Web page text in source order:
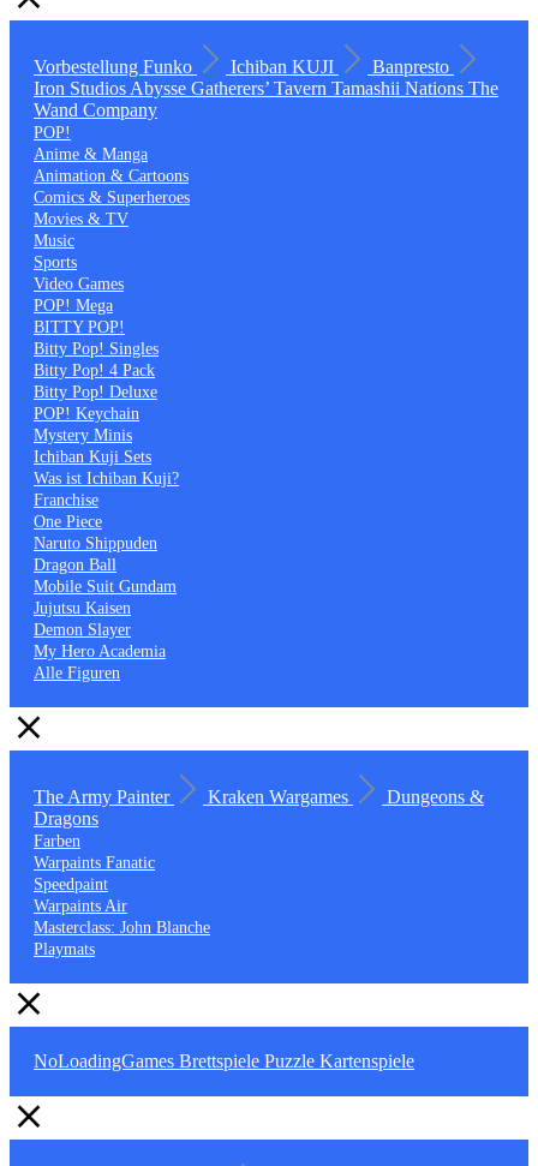
Vorbestellung Funko Ichiban KUJI
Banpresto
Iron Studios Abysse Gatherers’ Tavern Tamashii Nations The
Wand Company
POP!
Anime & Manga
Animation & Cartoons
Comics & Superheroes
Movies & TV
Music
Sports
Video Games
POP! Mega
BITTY POP!
Bitty Pop! Singles
Bitty Pop! 4 Pack
Bitty Pop! Deluxe
POP! Keychain
Mystery Minis
Ichiban Kuji Sets
Was ist Ichiban Kuji?
Franchise
One Piece
Naruto Shippuden
Dragon Ball
Mobile Suit Gundam
Jujutsu Kaisen
Demon Slayer
My Hero Academia
Alle Figuren
The Army Painter Kraken Wargames
Dungeons &
Dragons
Farben
Warpaints Fanatic
Speedpaint
Warpaints Air
Masterclass: John Blanche
Playmats
NoLoadingGames Brettspiele Puzzle Kartenspiele